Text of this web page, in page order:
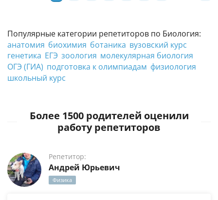
Популярные категории репетиторов по Биология:
анатомия биохимия ботаника вузовский курс
генетика ЕГЭ зоология молекулярная биология
ОГЭ (ГИА) подготовка к олимпиадам физиология
школьный курс
Более 1500 родителей оценили
работу репетиторов
Репетитор:
Андрей Юрьевич
Физика